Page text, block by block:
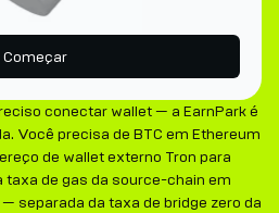
Começar
conectar wallet — a EarnPark é
Você precisa de BTC em Ethereum
de wallet externo Tron para
taxa de gas da source-chain em
separada da taxa de bridge zero da